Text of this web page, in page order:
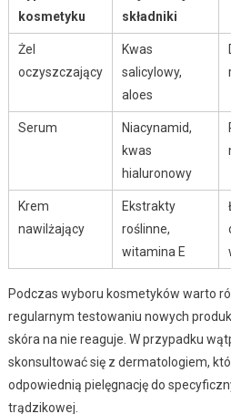
kosmetyku
składniki
Żel
oczyszczający
Kwas
salicylowy,
aloes
Serum
Niacynamid,
kwas
hialuronowy
Krem
nawilżający
Ekstrakty
roślinne,
witamina E
Podczas wyboru kosmetyków warto
regularnym testowaniu nowych
skóra na nie reaguje. W przypadku
skonsultować się z dermatologiem,
odpowiednią pielęgnację do
trądzikowej.